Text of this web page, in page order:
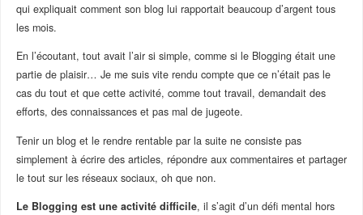
qui expliquait comment son blog lui rapportait beaucoup d’argent tous
les mois.
En l’écoutant, tout avait l’air si simple, comme si le Blogging était une
partie de plaisir… Je me suis vite rendu compte que ce n’était pas le
cas du tout et que cette activité, comme tout travail, demandait des
efforts, des connaissances et pas mal de jugeote.
Tenir un blog et le rendre rentable par la suite ne consiste pas
simplement à écrire des articles, répondre aux commentaires et partager
le tout sur les réseaux sociaux, oh que non.
Le Blogging est une activité difficile, il s’agit d’un défi mental hors